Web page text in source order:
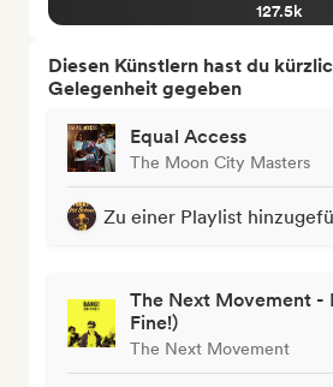
127.5k
Diesen Künstlern hast du
Gelegenheit gegeben
Equal Access
The Moon City Masters
Zu einer Playlist
The Next Movement -
Fine!)
The Next Movement